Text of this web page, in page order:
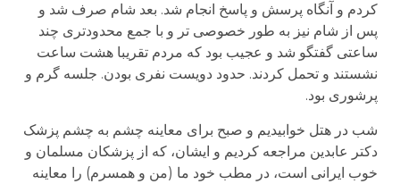
کردم و آنگاه پرسش و پاسخ انجام شد. بعد شام صرف شد و
پس از شام نیز به طور خصوصی تر و با جمع محدودتری چند
ساعتی گفتگو شد و عجیب بود که مردم تقریبا هشت ساعت
نشستند و تحمل کردند. حدود دویست نفری بودن. جلسه گرم و
پرشوری بود.
شب در هتل خوابیدیم و صبح برای معاینه چشم به چشم پزشک
دکتر عابدین مراجعه کردیم و ایشان، که از پزشکان مسلمان و
خوب ایرانی است، در مطب خود ما (من و همسرم) را معاینه